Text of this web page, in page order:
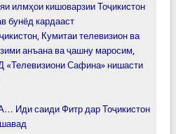
илмҳои кишоварзии Тоҷикистон
бунёд кардааст
Кумитаи телевизион ва
анъана ва ҷашну маросим,
«Телевизиони Сафина» нишасти
саиди Фитр дар Тоҷикистон